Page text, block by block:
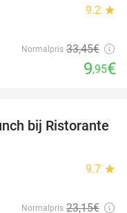
9.2 star
Normalpris 33,45€
9,95€
41%
bij Ristorante
9.7 star
Normalpris 23,15€